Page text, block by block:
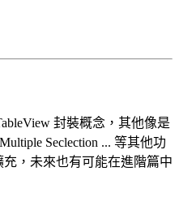
封裝概念，其他像是
Seclection ... 等其他功
，未來也有可能在進階篇中